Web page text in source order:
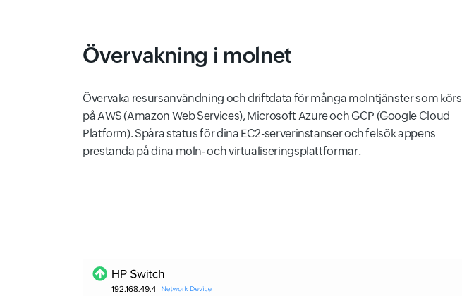
Övervakning i molnet
Övervaka resursanvändning och driftdata för många molntjänster som körs
på AWS (Amazon Web Services), Microsoft Azure och GCP (Google Cloud
Platform). Spåra status för dina EC2-serverinstanser och felsök appens
prestanda på dina moln- och virtualiseringsplattformar.